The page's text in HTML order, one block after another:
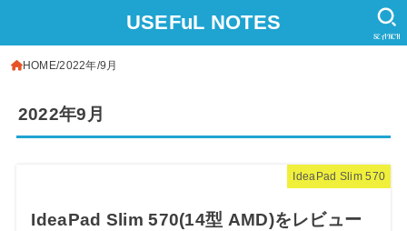
USEFuL NOTES
SEARCH
HOME 2022年 9月
2022年9月
IdeaPad Slim 570
IdeaPad Slim 570(14型 AMD)をレビュー